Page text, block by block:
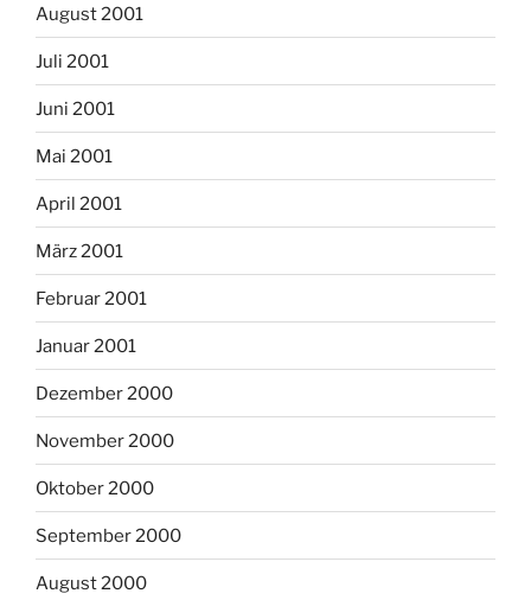
August 2001
Juli 2001
Juni 2001
Mai 2001
April 2001
März 2001
Februar 2001
Januar 2001
Dezember 2000
November 2000
Oktober 2000
September 2000
August 2000